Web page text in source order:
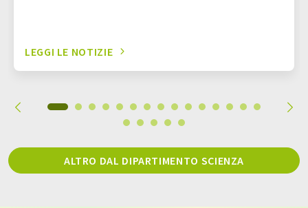
LEGGI LE NOTIZIE
ALTRO DAL DIPARTIMENTO SCIENZA